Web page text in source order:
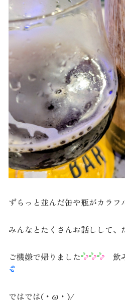
ずらっと並んだ缶や瓶がカラフ
みんなとたくさんお話しして、
ご機嫌で帰りました 飲
ではでは(・ω・)/